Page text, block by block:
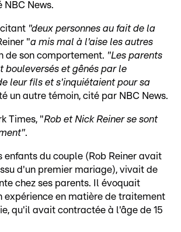
News.
citant "deux personnes au fait de la
"a mis mal à l'aise les autres
de son comportement. "Les parents
bouleversés et gênés par le
leur fils et s'inquiétaient pour sa
un autre témoin, cité par NBC News.
Times, "Rob et Nick Reiner se sont
.
enfants du couple (Rob Reiner avait
d'un premier mariage), vivait de
chez ses parents. Il évoquait
expérience en matière de traitement
qu'il avait contractée à l'âge de 15